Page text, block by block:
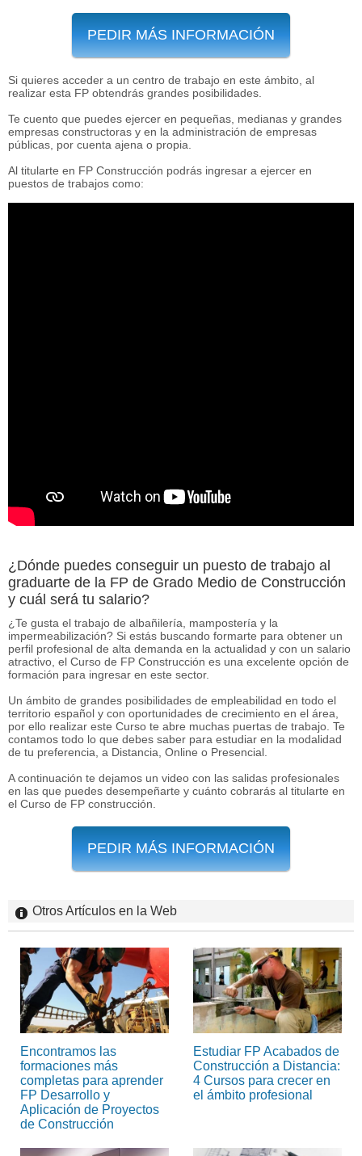
PEDIR MÁS INFORMACIÓN
Si quieres acceder a un centro de trabajo en este ámbito, al
realizar esta FP obtendrás grandes posibilidades.
Te cuento que puedes ejercer en pequeñas, medianas y grandes
empresas constructoras y en la administración de empresas
públicas, por cuenta ajena o propia.
Al titularte en FP Construcción podrás ingresar a ejercer en
puestos de trabajos como:
¿Dónde puedes conseguir un puesto de trabajo al
graduarte de la FP de Grado Medio de Construcción
y cuál será tu salario?
¿Te gusta el trabajo de albañilería, mampostería y la
impermeabilización? Si estás buscando formarte para obtener un
perfil profesional de alta demanda en la actualidad y con un salario
atractivo, el Curso de FP Construcción es una excelente opción de
formación para ingresar en este sector.
Un ámbito de grandes posibilidades de empleabilidad en todo el
territorio español y con oportunidades de crecimiento en el área,
por ello realizar este Curso te abre muchas puertas de trabajo. Te
contamos todo lo que debes saber para estudiar en la modalidad
de tu preferencia, a Distancia, Online o Presencial.
A continuación te dejamos un video con las salidas profesionales
en las que puedes desempeñarte y cuánto cobrarás al titularte en
el Curso de FP construcción.
PEDIR MÁS INFORMACIÓN
Otros Artículos en la Web
Encontramos las
formaciones más
completas para aprender
FP Desarrollo y
Aplicación de Proyectos
de Construcción
Estudiar FP Acabados de
Construcción a Distancia:
4 Cursos para crecer en
el ámbito profesional